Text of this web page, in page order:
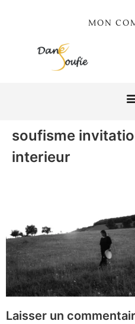
MON
soufisme
interieur
Laisser un